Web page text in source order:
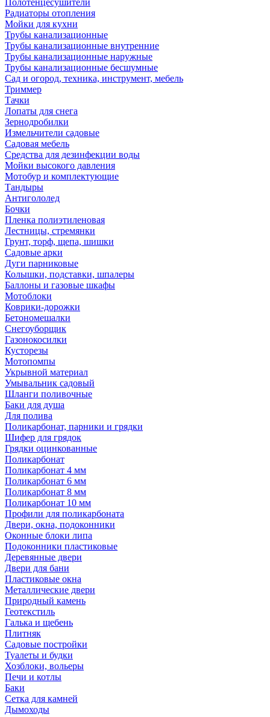
Полотенцесушители
Радиаторы отопления
Мойки для кухни
Трубы канализационные
Трубы канализационные внутренние
Трубы канализационные наружные
Трубы канализационные бесшумные
Сад и огород, техника, инструмент, мебель
Триммер
Тачки
Лопаты для снега
Зернодробилки
Измельчители садовые
Садовая мебель
Средства для дезинфекции воды
Мойки высокого давления
Мотобур и комплектующие
Тандыры
Антигололед
Бочки
Пленка полиэтиленовая
Лестницы, стремянки
Грунт, торф, щепа, шишки
Садовые арки
Дуги парниковые
Колышки, подставки, шпалеры
Баллоны и газовые шкафы
Мотоблоки
Коврики-дорожки
Бетономешалки
Снегоуборщик
Газонокосилки
Кусторезы
Мотопомпы
Укрывной материал
Умывальник садовый
Шланги поливочные
Баки для душа
Для полива
Поликарбонат, парники и грядки
Шифер для грядок
Грядки оцинкованные
Поликарбонат
Поликарбонат 4 мм
Поликарбонат 6 мм
Поликарбонат 8 мм
Поликарбонат 10 мм
Профили для поликарбоната
Двери, окна, подоконники
Оконные блоки липа
Подоконники пластиковые
Деревянные двери
Двери для бани
Пластиковые окна
Металлические двери
Природный камень
Геотекстиль
Галька и щебень
Плитняк
Садовые постройки
Туалеты и будки
Хозблоки, вольеры
Печи и котлы
Баки
Сетка для камней
Дымоходы